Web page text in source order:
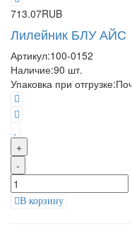
713.07RUB
Лилейник БЛУ АЙС
Артикул:100-0152
Наличие:90 шт.
Упаковка при отгрузке:
+
-
В корзину